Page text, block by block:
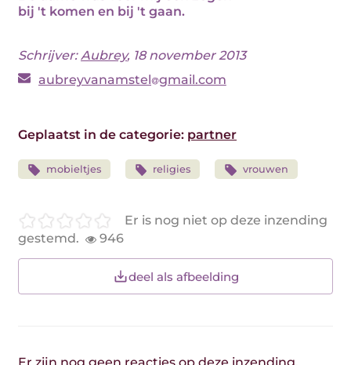
bij 't komen en bij 't gaan.
Schrijver:Aubrey, 18 november 2013
aubreyvanamstel gmail.com
Geplaatst in de categorie: partner
mobieltjes religies vrouwen
Er is nog niet op deze inzending
gestemd.
946
deel als afbeelding